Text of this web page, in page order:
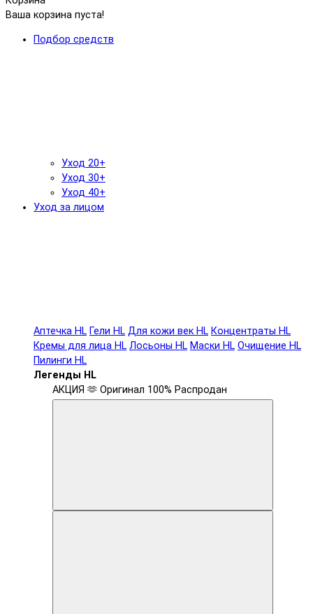
Ваша корзина пуста!
Подбор средств
Уход 20+
Уход 30+
Уход 40+
Уход за лицом
Аптечка HL Гели HL Для кожи век HL Концентраты HL
Кремы для лица HL Лосьоны HL Маски HL Очищение HL
Пилинги HL
Легенды HL
АКЦИЯ 🫶 Оригинал 100% Распродан